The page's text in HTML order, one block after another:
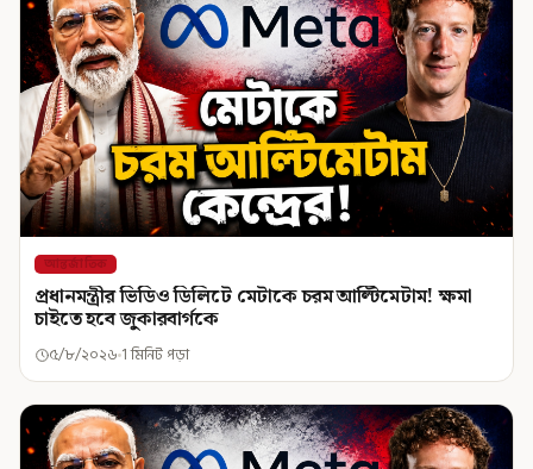
আন্তর্জাতিক
প্রধানমন্ত্রীর ভিডিও ডিলিটে মেটাকে চরম আল্টিমেটাম! ক্ষমা
চাইতে হবে জুকারবার্গকে
৫/৮/২০২৬ 1 মিনিট পড়া